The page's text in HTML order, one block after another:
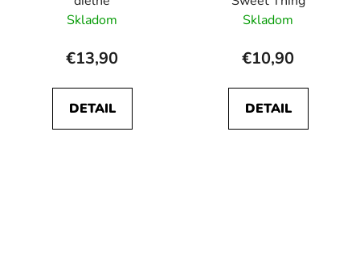
Skladom
€13,90
DETAIL
Skladom
€10,90
DETAIL